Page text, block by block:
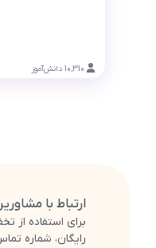
10,310 دانش‌آموز
ارتباط با
برای استفاده از
رایگان، شماره